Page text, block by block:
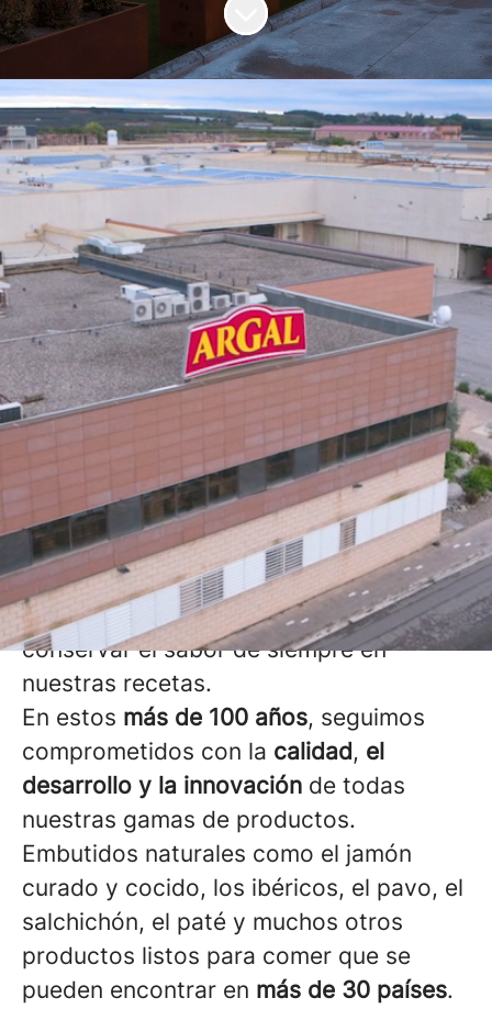
LA PASIÓN POR LAS
COSAS BIEN HECHAS
DESDE 1914
Argal nace como un negocio familiar en
una pequeña carnicería en la famosa
Calle de la Estafeta de Pamplona
conocida por los Sanfermines.
Desde siempre hemos trabajado con
materia prima de alta calidad, mejorando
continuamente nuestros centros y
procesos con la mejortecnología,
siempre respetando latradiciónpara
conservar el sabor de siempre en
nuestras recetas.
En estos más de 100 años, seguimos
comprometidos con la calidad, el
desarrollo y la innovación de todas
nuestras gamas de productos.
Embutidos naturales como el jamón
curado y cocido, los ibéricos, el pavo, el
salchichón, el paté y muchos otros
productos listos para comer que se
pueden encontrar en más de 30 países.